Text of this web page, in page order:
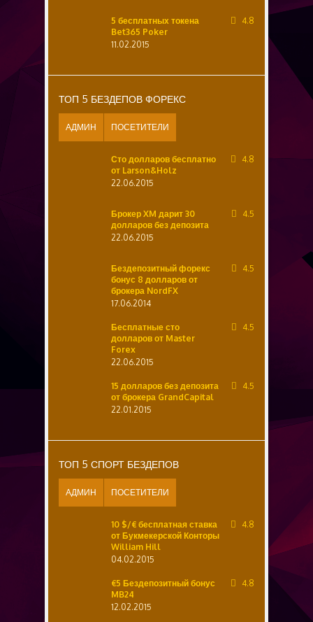
5 бесплатных токена
Bet365 Poker
11.02.2015
4.8
ТОП 5 БЕЗДЕПОВ ФОРЕКС
АДМИН ПОСЕТИТЕЛИ
Сто долларов бесплатно
от Larson&Holz
22.06.2015
4.8
Брокер XM дарит 30
долларов без депозита
22.06.2015
4.5
Бездепозитный форекс
бонус 8 долларов от
брокера NordFX
17.06.2014
4.5
Бесплатные сто
долларов от Master
Forex
22.06.2015
4.5
15 долларов без депозита
от брокера GrandCapital
22.01.2015
4.5
ТОП 5 СПОРТ БЕЗДЕПОВ
АДМИН ПОСЕТИТЕЛИ
10 $/€ бесплатная ставка
от Букмекерской Конторы
William Hill
04.02.2015
4.8
€5 Бездепозитный бонус
MB24
12.02.2015
4.8